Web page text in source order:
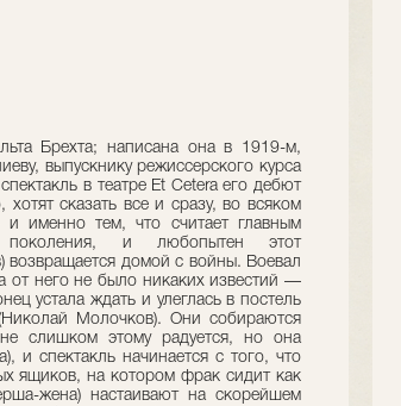
Брехта; написана она в 1919-м,
выпускнику режиссерского курса
в театре Et Cetera его дебют
сказать все и сразу, во всяком
именно тем, что считает главным
поколения, и любопытен этот
возвращается домой с войны. Воевал
от него не было никаких известий —
устала ждать и улеглась в постель
Молочков). Они собираются
слишком этому радуется, но она
и спектакль начинается с того, что
ящиков, на котором фрак сидит как
жена) настаивают на скорейшем